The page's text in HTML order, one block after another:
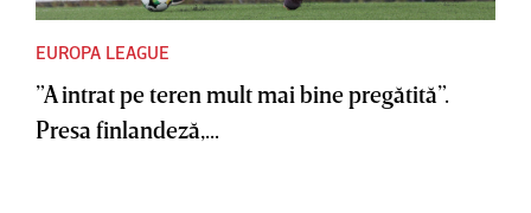
EUROPA LEAGUE
”A intrat pe teren mult mai bine pregătită”.
Presa finlandeză,...